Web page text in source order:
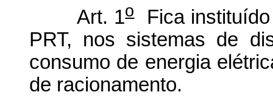
Art. 1oFica instituído
PRT, nos sistemas de
consumo de energia
de racionamento.